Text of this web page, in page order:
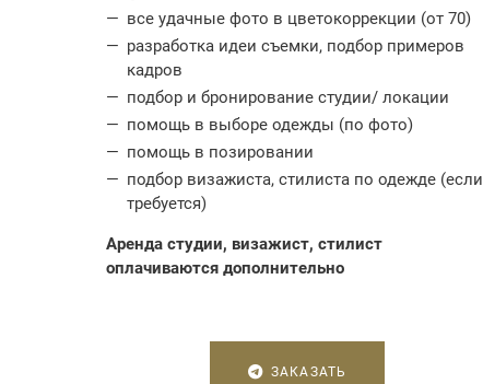
все удачные фото в цветокоррекции (от 70)
разработка идеи съемки, подбор примеров
кадров
подбор и бронирование студии/ локации
помощь в выборе одежды (по фото)
помощь в позировании
подбор визажиста, стилиста по одежде (если
требуется)
Аренда студии, визажист, стилист
оплачиваются дополнительно
ЗАКАЗАТЬ